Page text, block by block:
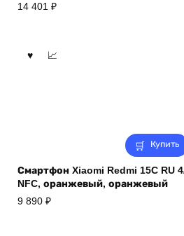
14 401 ₽
Купить
Смартфон Xiaomi Redmi 15C RU
NFC, оранжевый, оранжевый
9 890 ₽